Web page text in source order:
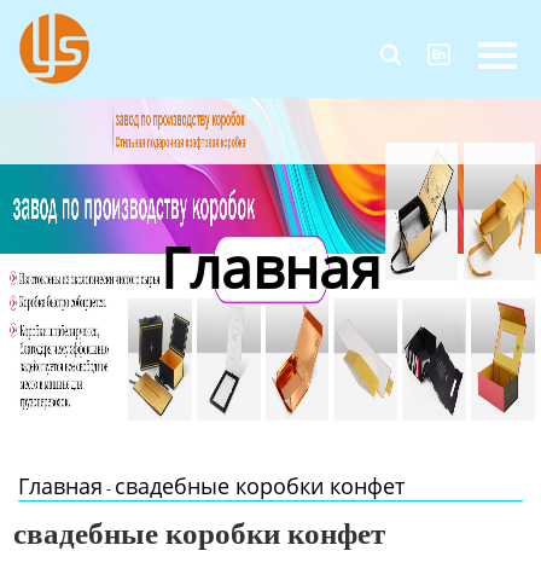
 
Главная
Продукция
О Нас
Контакты Главная
Главная - свадебные коробки конфет
свадебные коробки конфет